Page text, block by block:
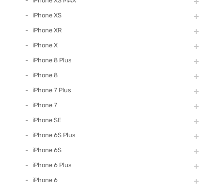
iPhone XS
iPhone XR
iPhone X
iPhone 8 Plus
iPhone 8
iPhone 7 Plus
iPhone 7
iPhone SE
iPhone 6S Plus
iPhone 6S
iPhone 6 Plus
iPhone 6